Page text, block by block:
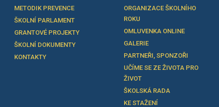
METODIK PREVENCE
ŠKOLNÍ PARLAMENT
GRANTOVÉ PROJEKTY
ŠKOLNÍ DOKUMENTY
KONTAKTY
ORGANIZACE ŠKOLNÍHO
ROKU
OMLUVENKA ONLINE
GALERIE
PARTNEŘI, SPONZOŘI
UČÍME SE ZE ŽIVOTA PRO
ŽIVOT
ŠKOLSKÁ RADA
KE STAŽENÍ